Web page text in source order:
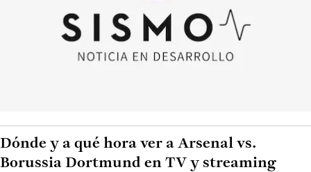
Dónde y a qué hora ver a Arsenal vs.
Borussia Dortmund en TV y streaming